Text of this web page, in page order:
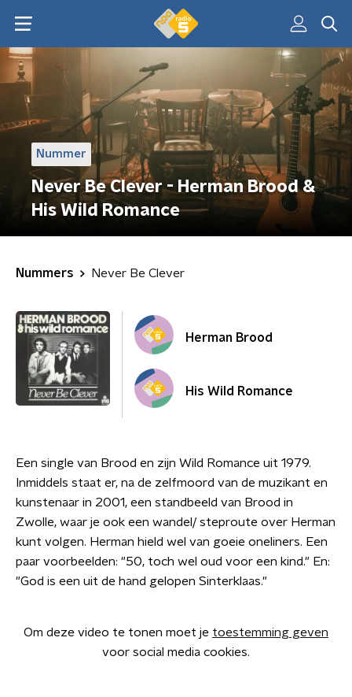
Nummer
Never Be Clever - Herman Brood &
His Wild Romance
Nummers Never Be Clever
Herman Brood
His Wild Romance
Een single van Brood en zijn Wild Romance uit 1979.
Inmiddels staat er, na de zelfmoord van de muzikant en
kunstenaar in 2001, een standbeeld van Brood in
Zwolle, waar je ook een wandel/ steproute over Herman
kunt volgen. Herman hield wel van goeie oneliners. Een
paar voorbeelden: "50, toch wel oud voor een kind." En:
"God is een uit de hand gelopen Sinterklaas."
Om deze video te tonen moet je toestemming geven
voor social media cookies.